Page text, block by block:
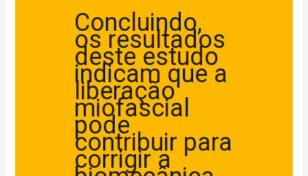
Concluindo,
os resultados
deste estudo
indicam que a
liberação
miofascial
pode
contribuir para
corrigir a